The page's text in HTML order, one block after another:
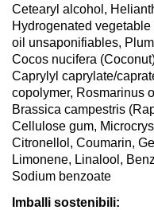
Cetearyl alcohol,
Hydrogenated
oil unsaponifiables,
Cocos nucifera
Caprylyl caprylate/
copolymer, Rosmarinus
Brassica campestris
Cellulose gum,
Citronellol, Coumarin,
Limonene, Linalool,
Sodium benzoate
Imballi sostenibili: